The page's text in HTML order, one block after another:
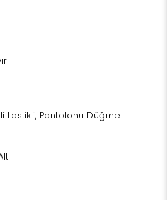
Lastikli, Pantolonu Düğme